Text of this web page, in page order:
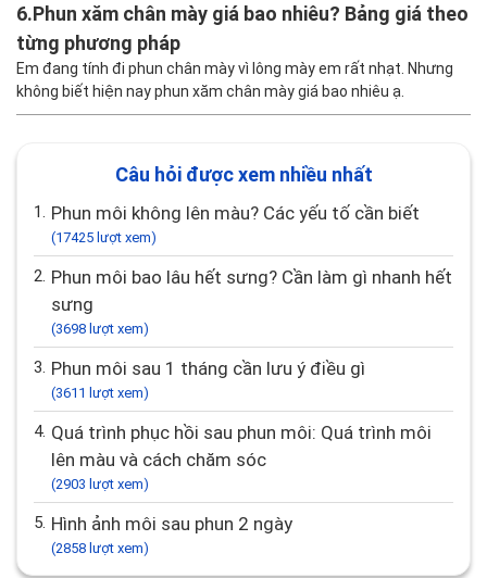
6.Phun xăm chân mày giá bao nhiêu? Bảng giá theo
từng phương pháp
Em đang tính đi phun chân mày vì lông mày em rất nhạt. Nhưng
không biết hiện nay phun xăm chân mày giá bao nhiêu ạ.
Câu hỏi được xem nhiều nhất
1. Phun môi không lên màu? Các yếu tố cần biết
(17425 lượt xem)
2. Phun môi bao lâu hết sưng? Cần làm gì nhanh hết
sưng
(3698 lượt xem)
3. Phun môi sau 1 tháng cần lưu ý điều gì
(3611 lượt xem)
4. Quá trình phục hồi sau phun môi: Quá trình môi
lên màu và cách chăm sóc
(2903 lượt xem)
5. Hình ảnh môi sau phun 2 ngày
(2858 lượt xem)